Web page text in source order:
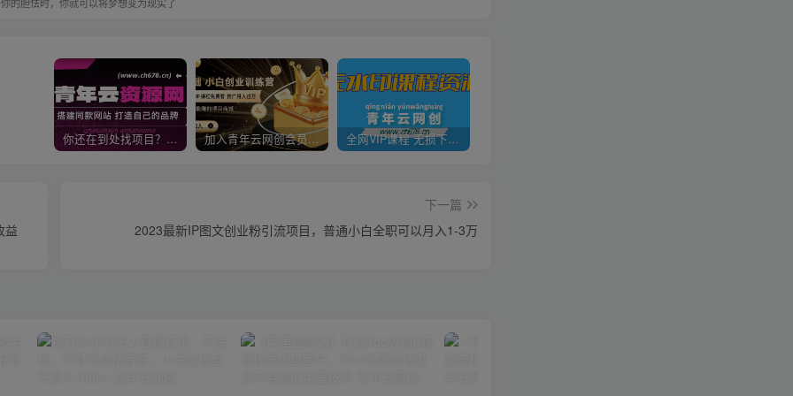
你还在到处找项目？还在当韭菜？我靠卖项目一个月收入5万+，曾经我也是个失败者。 加入青年云网创会员，全站资源免费学习。加入高级合伙人，推广日入1000+ 全网VIP课程 无损下载~
益
下一篇
2023最新IP图文创业粉引流项目，普通小白全职可以月入1-3万